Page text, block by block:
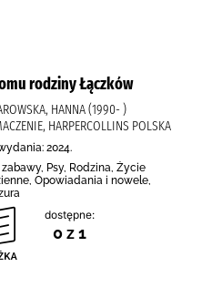
rodziny Łączków
HANNA (1990- )
HARPERCOLLINS POLSKA
2024.
Psy, Rodzina, Życie
Opowiadania i nowele,
dostępne:
0 z 1